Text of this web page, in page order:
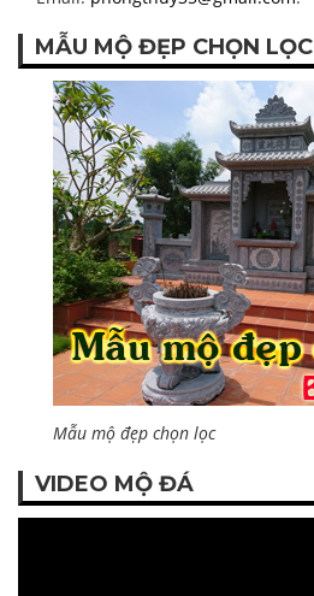
MẪU MỘ ĐẸP CHỌN LỌC
Mẫu mộ đẹp chọn lọc
VIDEO MỘ ĐÁ